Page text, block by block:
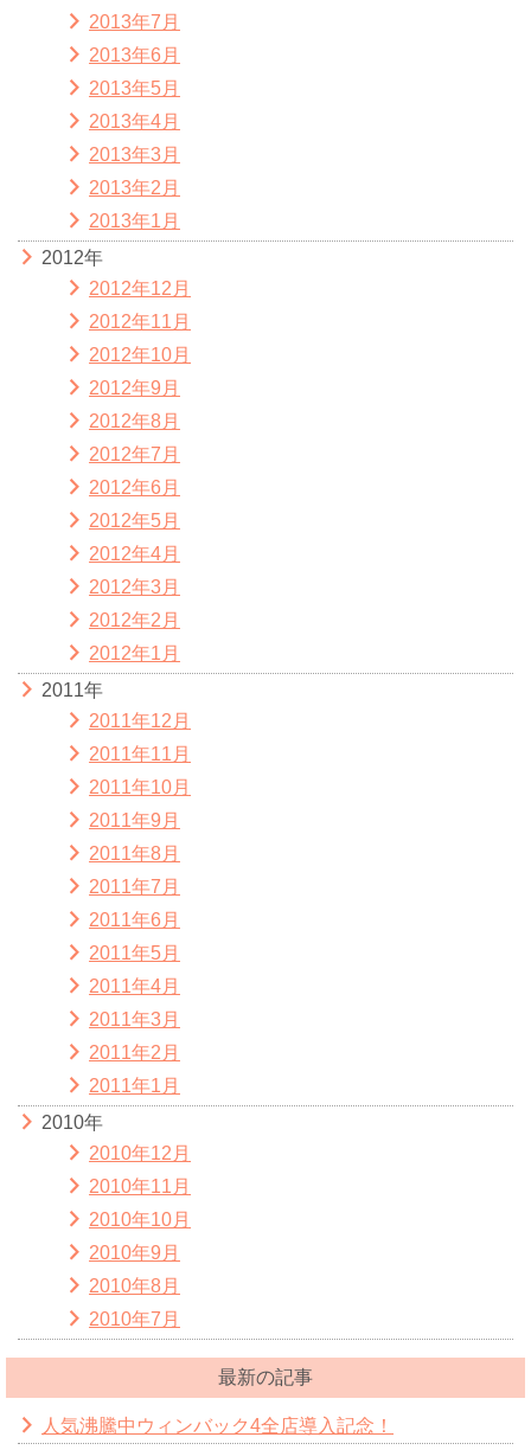
2013年7月
2013年6月
2013年5月
2013年4月
2013年3月
2013年2月
2013年1月
2012年
2012年12月
2012年11月
2012年10月
2012年9月
2012年8月
2012年7月
2012年6月
2012年5月
2012年4月
2012年3月
2012年2月
2012年1月
2011年
2011年12月
2011年11月
2011年10月
2011年9月
2011年8月
2011年7月
2011年6月
2011年5月
2011年4月
2011年3月
2011年2月
2011年1月
2010年
2010年12月
2010年11月
2010年10月
2010年9月
2010年8月
2010年7月
最新の記事
人気沸騰中ウィンバック4全店導入記念！